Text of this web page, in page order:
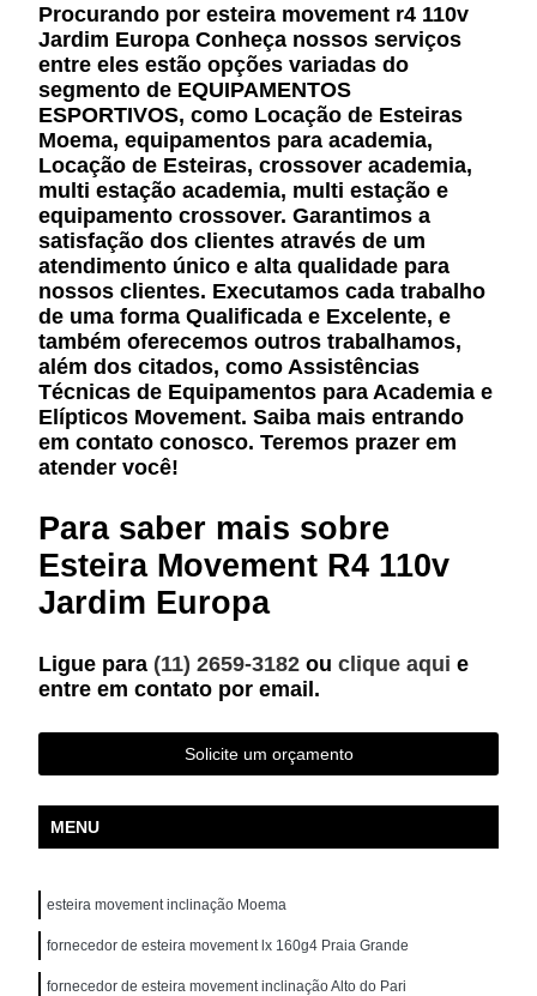
Procurando por esteira movement r4 110v
Jardim Europa Conheça nossos serviços
entre eles estão opções variadas do
segmento de EQUIPAMENTOS
ESPORTIVOS, como Locação de Esteiras
Moema, equipamentos para academia,
Locação de Esteiras, crossover academia,
multi estação academia, multi estação e
equipamento crossover. Garantimos a
satisfação dos clientes através de um
atendimento único e alta qualidade para
nossos clientes. Executamos cada trabalho
de uma forma Qualificada e Excelente, e
também oferecemos outros trabalhamos,
além dos citados, como Assistências
Técnicas de Equipamentos para Academia e
Elípticos Movement. Saiba mais entrando
em contato conosco. Teremos prazer em
atender você!
Para saber mais sobre
Esteira Movement R4 110v
Jardim Europa
Ligue para (11) 2659-3182ouclique aqui e
entre em contato por email.
Solicite um orçamento
MENU
esteira movement inclinação Moema
fornecedor de esteira movement lx 160g4 Praia Grande
fornecedor de esteira movement inclinação Alto do Pari